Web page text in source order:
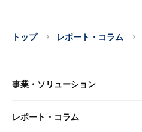
トップ レポート・コラム
事業・ソリューション
事業・ソリューション トップ
レポート・コラム